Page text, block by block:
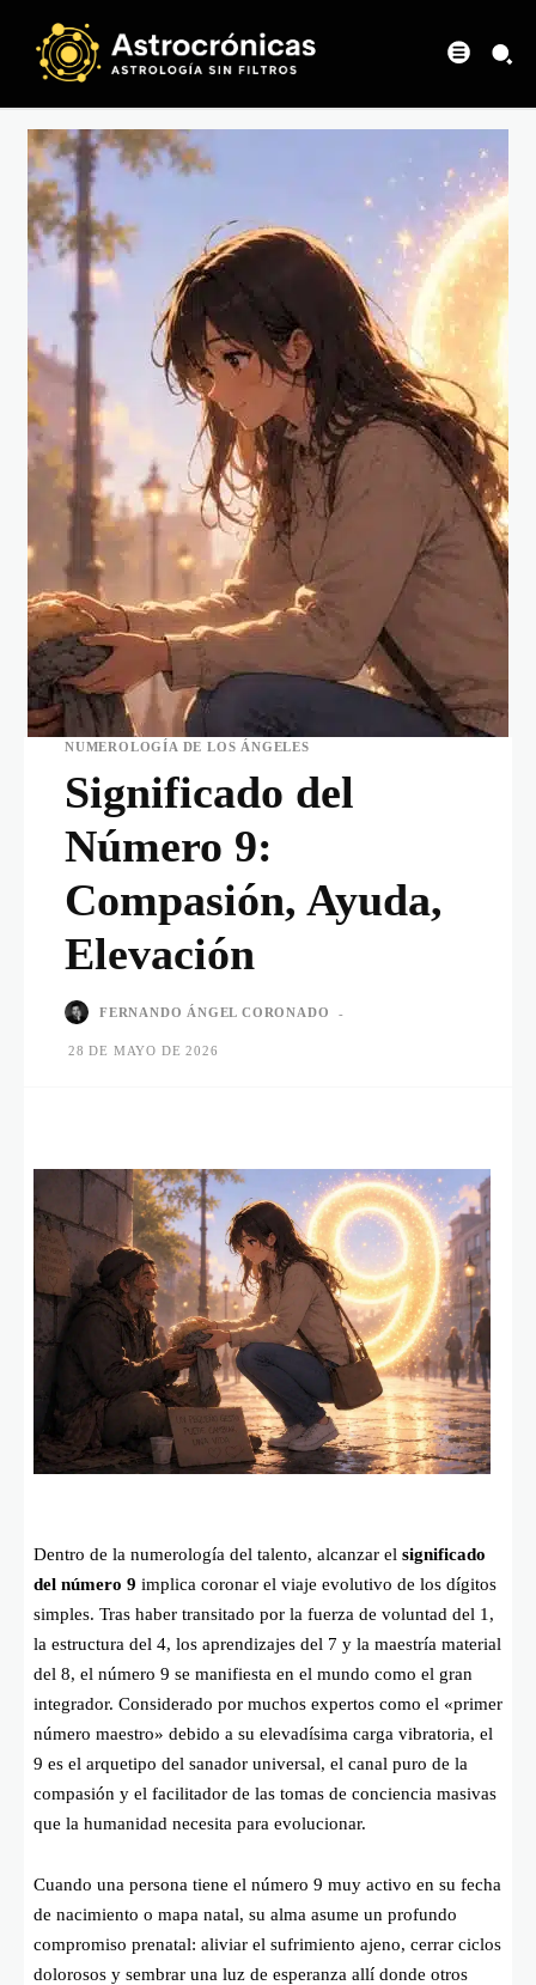
NUMEROLOGÍA DE LOS ÁNGELES
Significado del
Número 9:
Compasión, Ayuda,
Elevación
FERNANDO ÁNGEL CORONADO -
28 DE MAYO DE 2026
Dentro de la numerología del talento, alcanzar el significado
del número 9 implica coronar el viaje evolutivo de los dígitos
simples. Tras haber transitado por la fuerza de voluntad del 1,
la estructura del 4, los aprendizajes del 7 y la maestría material
del 8, el número 9 se manifiesta en el mundo como el gran
integrador. Considerado por muchos expertos como el «primer
número maestro» debido a su elevadísima carga vibratoria, el
9 es el arquetipo del sanador universal, el canal puro de la
compasión y el facilitador de las tomas de conciencia masivas
que la humanidad necesita para evolucionar.
Cuando una persona tiene el número 9 muy activo en su fecha
de nacimiento o mapa natal, su alma asume un profundo
compromiso prenatal: aliviar el sufrimiento ajeno, cerrar ciclos
dolorosos y sembrar una luz de esperanza allí donde otros